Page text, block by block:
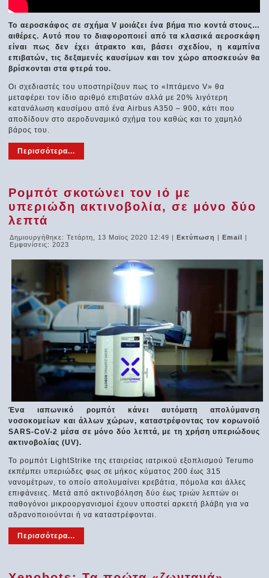
Το αεροσκάφος σε σχήμα V μοιάζει ένα βήμα πιο κοντά στους…
αιθέρες. Αυτό που το διαφοροποιεί από τα κλασικά αεροσκάφη
είναι πως δεν έχει άτρακτο και, βάσει σχεδίου, η καμπίνα
επιβατών, τις δεξαμενές καυσίμων και τον χώρο αποσκευών θα
βρίσκονται στα φτερά του.
Οι σχεδιαστές του υποστηρίζουν πως το «Ιπτάμενο V» θα
μεταφέρει τον ίδιο αριθμό επιβατών αλλά με 20% λιγότερη
κατανάλωση καυσίμου από ένα Airbus A350 – 900, κάτι που
αποδίδουν στο αεροδυναμικό σχήμα του καθώς και το χαμηλό
βάρος του.
Περισσότερα...
Ρομπότ σκοτώνει τον ιό με
υπεριώδη ακτινοβολία, σε μόνο δύο
λεπτά
Δημιουργήθηκε: Τετάρτη, 13 Μαϊος 2020 12:49 |Εκτύπωση |Email |
Εμφανίσεις: 2023
Ένα ιαπωνικό ρομπότ κάνει αυτόματη απολύμανση
νοσοκομείων και άλλων χώρων, καταστρέφοντας τον κορωνοϊό
SARS-CoV-2 μέσα σε μόνο δύο λεπτά, με τη χρήση υπεριώδους
ακτινοβολίας (UV).
Το ρομπότ LightStrike της εταιρείας ιατρικού εξοπλισμού Terumo
εκπέμπει υπεριώδες φως σε μήκος κύματος 200 έως 315
νανομέτρων, το οποίο απολυμαίνει κρεβάτια, πόμολα και άλλες
επιφάνειες. Μετά από ακτινοβόληση δύο έως τριών λεπτών οι
παθογόνοι μικροοργανισμοί έχουν υποστεί αρκετή βλάβη για να
αδρανοποιούνται ή να καταστρέφονται.
Περισσότερα...